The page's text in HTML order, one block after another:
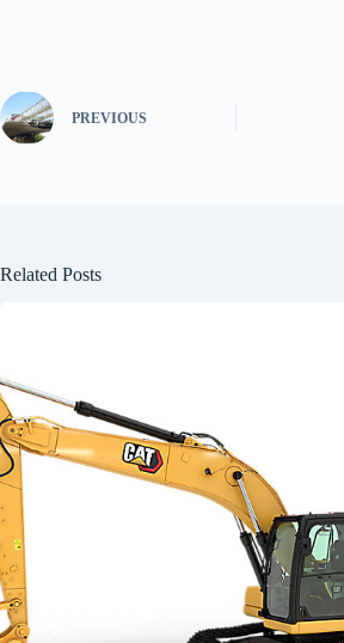
PREVIOUS
Related Posts